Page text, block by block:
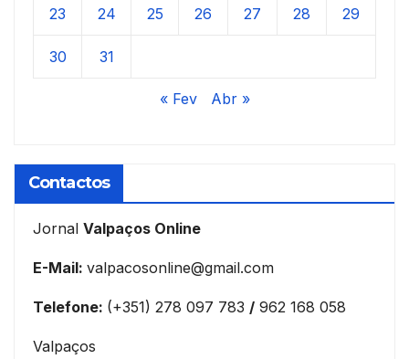
23 24 25 26 27 28 29
30 31
« Fev Abr »
Contactos
Jornal Valpaços Online
E-Mail: valpacosonline@gmail.com
Telefone: (+351) 278 097 783 / 962 168 058
Valpaços